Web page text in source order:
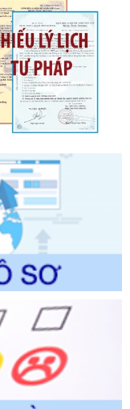
hành chính mới
bỏ và phê duyệt
thủ tục hành
chức năng quản
hành chính
trình nội bộ, quy
trong lĩnh vực Du
Sở Văn hóa, Thể
chính sửa
biến đổi khí hậu
và Môi